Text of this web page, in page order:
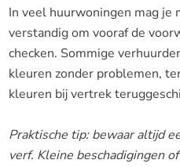
In veel huurwoningen mag je
verstandig om vooraf de
checken. Sommige
kleuren zonder problemen,
kleuren bij vertrek
Praktische tip: bewaar altijd
verf. Kleine beschadigingen